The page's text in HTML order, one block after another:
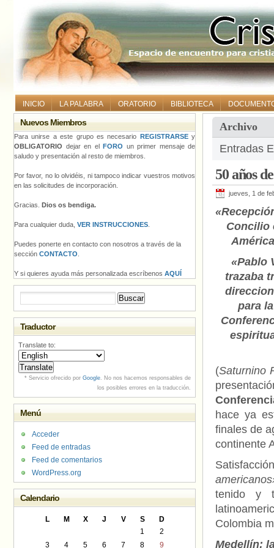
INICIO LA PALABRA ORATORIO BIBLIOTECA
Archivo
Entradas
50 años
jueves, 1 de
Concilio
«Pablo
trazaba
para la
(Saturnino
hace ya
finales de
continente
tenido y
Colombia
Medellín:
Nuevos Miembros
Para unirse a este grupo es necesario REGISTRARSEy
OBLIGATORIO dejar en el FORO un primer mensaje de
saludo y presentación al resto de miembros.
Por favor, no lo olvidéis, ni tampoco indicar vuestros motivos
en las solicitudes de incorporación.
Gracias. Dios os bendiga.
Para cualquier duda, VER INSTRUCCIONES
Puedes ponerte en contacto con nosotros a través de la
sección CONTACTO
Y si quieres ayuda más personalizada escríbenos AQUÍ
Traductor
Translate to:
* Servicio ofrecido por Google. No nos hacemos responsables de
los posibles errores en la traducción.
Menú
Acceder
Feed de entradas
Feed de comentarios
WordPress.org
Calendario
L M X J V S
D
1
2
3
4 5 6 7 8 9